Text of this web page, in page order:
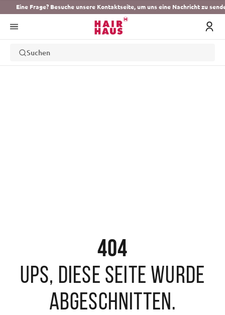
Eine Frage? Besuche unsere Kontaktseite, um uns eine Nachricht zu
Suchen
404
Ups, diese Seite wurde
abgeschnitten.